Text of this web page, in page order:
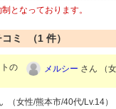
となっております。
コミ （1 件）
の
メルシー さん （
（女性/熊本市/40代/Lv.14）